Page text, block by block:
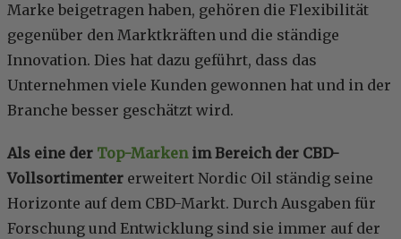
Marke beigetragen haben, gehören die Flexibilität
gegenüber den Marktkräften und die ständige
Innovation. Dies hat dazu geführt, dass das
Unternehmen viele Kunden gewonnen hat und in der
Branche besser geschätzt wird.
Als eine der Top-Markenim Bereich der CBD-
Vollsortimenter erweitert Nordic Oil ständig seine
Horizonte auf dem CBD-Markt. Durch Ausgaben für
Forschung und Entwicklung sind sie immer auf der